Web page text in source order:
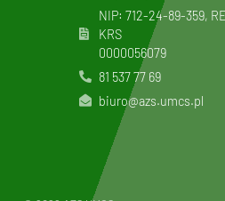
NIP: 712-24-89-359,
KRS
0000056079
81 537 77 69
biuro@azs.umcs.pl